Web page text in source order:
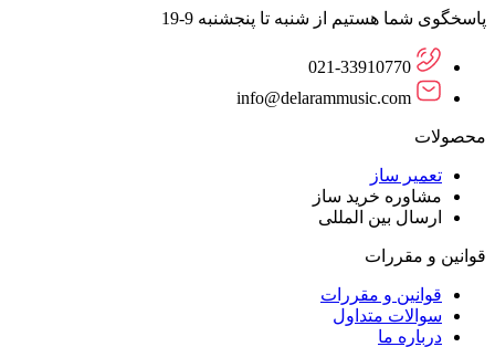
پاسخگوی شما هستیم از شنبه تا پنجشنبه 9-19
021-33910770
info@delarammusic.com
محصولات
تعمیر ساز
مشاوره خرید ساز
ارسال بین المللی
قوانین و مقررات
قوانین و مقررات
سوالات متداول
درباره ما